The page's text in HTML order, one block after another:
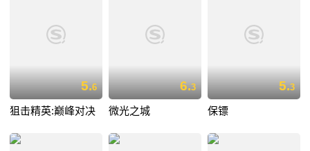
5.6
狙击精英:巅峰对决
6.3
微光之城
5.3
保镖